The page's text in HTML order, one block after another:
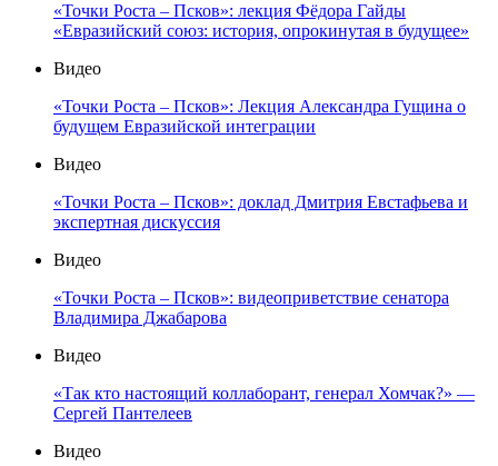
«Точки Роста – Псков»: лекция Фёдора Гайды
«Евразийский союз: история, опрокинутая в будущее»
Видео
«Точки Роста – Псков»: Лекция Александра Гущина о
будущем Евразийской интеграции
Видео
«Точки Роста – Псков»: доклад Дмитрия Евстафьева и
экспертная дискуссия
Видео
«Точки Роста – Псков»: видеоприветствие сенатора
Владимира Джабарова
Видео
«Так кто настоящий коллаборант, генерал Хомчак?» —
Сергей Пантелеев
Видео